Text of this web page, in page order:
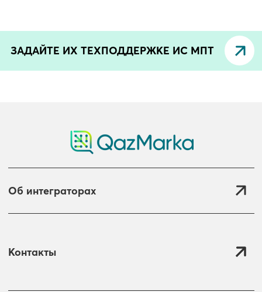
ЗАДАЙТЕ ИХ ТЕХПОДДЕРЖКЕ ИС МПТ
Об интеграторах
Контакты